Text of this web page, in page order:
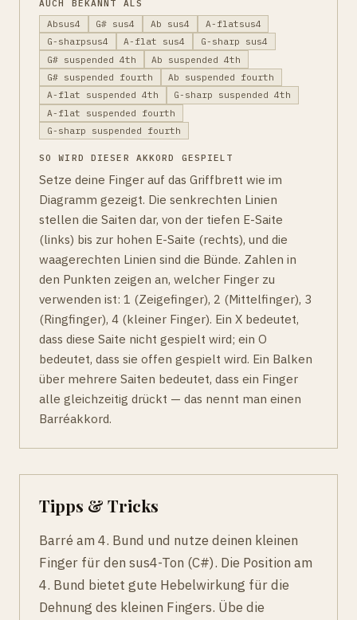
AUCH BEKANNT ALS
Absus4
G# sus4 Ab sus4
A-flatsus4
G-sharpsus4
A-flat sus4
G-sharp sus4
G# suspended 4th
Ab suspended 4th
G# suspended fourth
Ab suspended fourth
A-flat suspended 4th
G-sharp suspended 4th
A-flat suspended fourth
G-sharp suspended fourth
SO WIRD DIESER AKKORD GESPIELT
Setze deine Finger auf das Griffbrett wie im
Diagramm gezeigt. Die senkrechten Linien
stellen die Saiten dar, von der tiefen E-Saite
(links) bis zur hohen E-Saite (rechts), und die
waagerechten Linien sind die Bünde. Zahlen in
den Punkten zeigen an, welcher Finger zu
verwenden ist: 1 (Zeigefinger), 2 (Mittelfinger), 3
(Ringfinger), 4 (kleiner Finger). Ein X bedeutet,
dass diese Saite nicht gespielt wird; ein O
bedeutet, dass sie offen gespielt wird. Ein Balken
über mehrere Saiten bedeutet, dass ein Finger
alle gleichzeitig drückt — das nennt man einen
Barréakkord.
Tipps & Tricks
Barré am 4. Bund und nutze deinen kleinen
Finger für den sus4-Ton (C#). Die Position am
4. Bund bietet gute Hebelwirkung für die
Dehnung des kleinen Fingers. Übe die